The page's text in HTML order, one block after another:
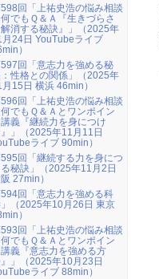
回「上祐史浩の悩み相談
何でもＱ＆Ａ『生きづらさ
消する秘訣』​」（2025年
月24日 YouTubeライブ
）
回「意志力を強める秘
性格との関係」（2025年
月15日 横浜 46min）
回「上祐史浩の悩み相談
何でもＱ＆Ａとワンポイン
講義『継続力を身につけ
」（2025年11月11日
ライブ 90min）
回「継続する力を身につ
秘訣」（2025年11月2日
27min）
回「意志力を強める科
（2025年10月26日 東京
）
回「上祐史浩の悩み相談
何でもＱ＆Ａとワンポイン
講義『意志力を強める方
」（2025年10月23日
ライブ 88min）